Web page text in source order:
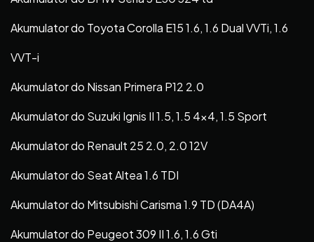
Akumulator do Toyota Corolla E15 1.6, 1.6 Dual VVTi, 1.6
VVT-i
Akumulator do Nissan Primera P12 2.0
Akumulator do Suzuki Ignis II 1.5, 1.5 4×4, 1.5 Sport
Akumulator do Renault 25 2.0, 2.0 12V
Akumulator do Seat Altea 1.6 TDI
Akumulator do Mitsubishi Carisma 1.9 TD (DA4A)
Akumulator do Peugeot 309 II 1.6, 1.6 Gti